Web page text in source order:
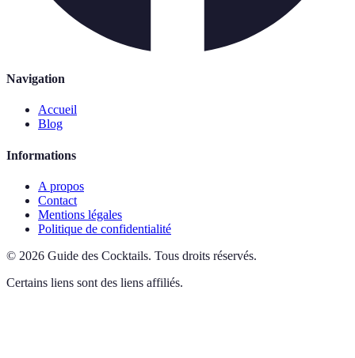
Navigation
Accueil
Blog
Informations
A propos
Contact
Mentions légales
Politique de confidentialité
© 2026 Guide des Cocktails. Tous droits réservés.
Certains liens sont des liens affiliés.